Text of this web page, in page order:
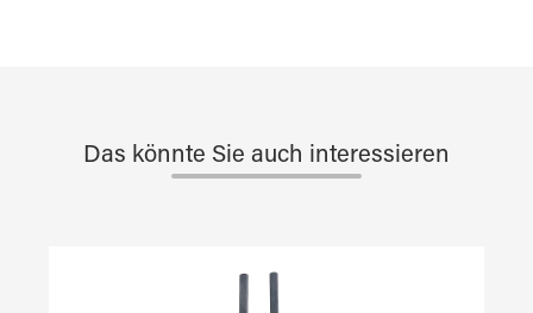
Das könnte Sie auch interessieren